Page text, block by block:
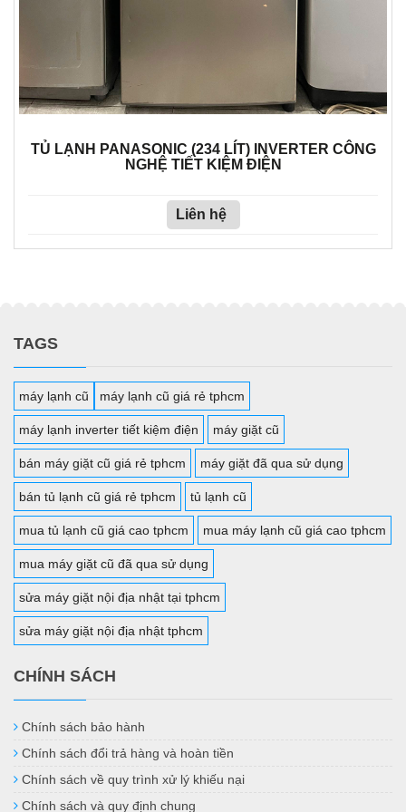
TỦ LẠNH PANASONIC (234 LÍT) INVERTER CÔNG
NGHỆ TIẾT KIỆM ĐIỆN
Liên hệ
TAGS
máy lạnh cũ máy lạnh cũ giá rẻ tphcm
máy lạnh inverter tiết kiệm điện máy giặt cũ
bán máy giặt cũ giá rẻ tphcm máy giặt đã qua sử dụng
bán tủ lạnh cũ giá rẻ tphcm tủ lạnh cũ
mua tủ lạnh cũ giá cao tphcm mua máy lạnh cũ giá cao tphcm
mua máy giặt cũ đã qua sử dụng
sửa máy giặt nội địa nhật tại tphcm
sửa máy giặt nội địa nhật tphcm
CHÍNH SÁCH
Chính sách bảo hành
Chính sách đổi trả hàng và hoàn tiền
Chính sách về quy trình xử lý khiếu nại
Chính sách và quy định chung